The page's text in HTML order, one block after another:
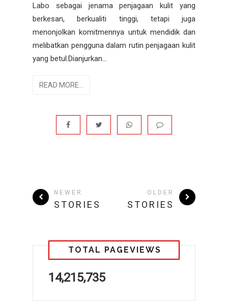
Labo sebagai jenama penjagaan kulit yang
berkesan, berkualiti tinggi, tetapi juga
menonjolkan komitmennya untuk mendidik dan
melibatkan pengguna dalam rutin penjagaan kulit
yang betul.Dianjurkan...
READ MORE...
NEWER
STORIES
OLDER
STORIES
TOTAL PAGEVIEWS
14,215,735